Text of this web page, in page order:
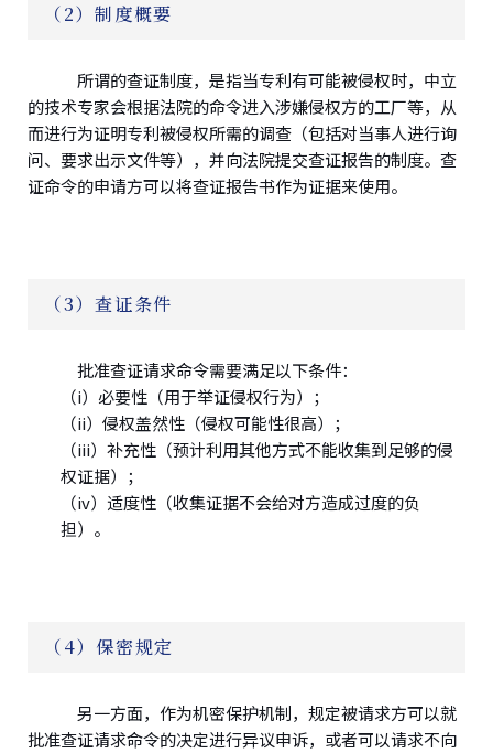
（2）制度概要
所谓的查证制度，是指当专利有可能被侵权时，中立
的技术专家会根据法院的命令进入涉嫌侵权方的工厂等，从
而进行为证明专利被侵权所需的调查（包括对当事人进行询
问、要求出示文件等），并向法院提交查证报告的制度。查
证命令的申请方可以将查证报告书作为证据来使用。
（3）查证条件
批准查证请求命令需要满足以下条件：
（i）必要性（用于举证侵权行为）；
（ii）侵权盖然性（侵权可能性很高）；
（iii）补充性（预计利用其他方式不能收集到足够的侵
权证据）；
（iv）适度性（收集证据不会给对方造成过度的负
担）。
（4）保密规定
另一方面，作为机密保护机制，规定被请求方可以就
批准查证请求命令的决定进行异议申诉，或者可以请求不向